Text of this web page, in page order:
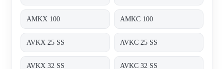
AMKX 100 AMKC 100
AVKX 25 SS AVKC 25 SS
AVKX 32 SS AVKC 32 SS